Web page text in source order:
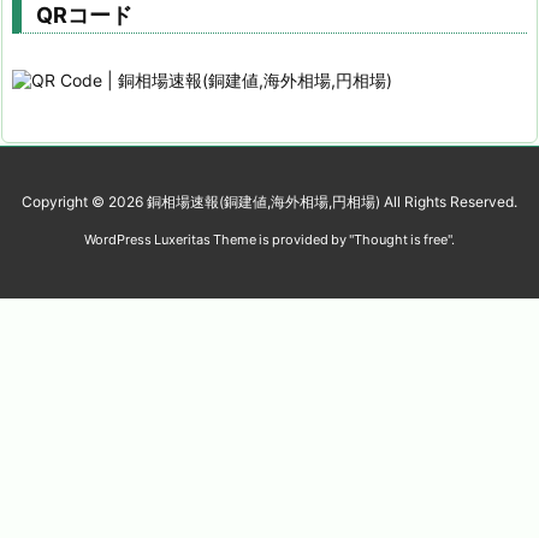
QRコード
Copyright © 2026 銅相場速報(銅建値,海外相場,円相場) All Rights Reserved.
WordPress Luxeritas Theme is provided by "Thought is free".